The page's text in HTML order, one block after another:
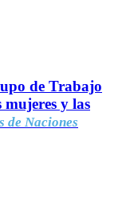
de Trabajo
y las
de Naciones